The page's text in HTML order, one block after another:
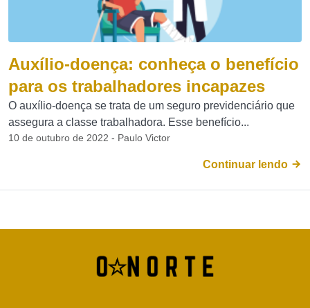
Auxílio-doença: conheça o benefício
para os trabalhadores incapazes
O auxílio-doença se trata de um seguro previdenciário que
assegura a classe trabalhadora. Esse benefício...
10 de outubro de 2022 - Paulo Victor
Continuar lendo